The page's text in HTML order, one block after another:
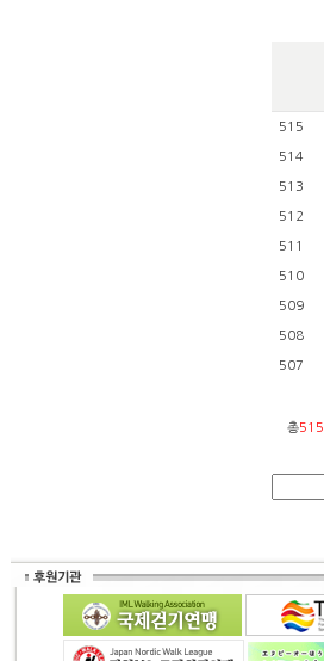
515
514
513
512
511
510
509
508
507
총515